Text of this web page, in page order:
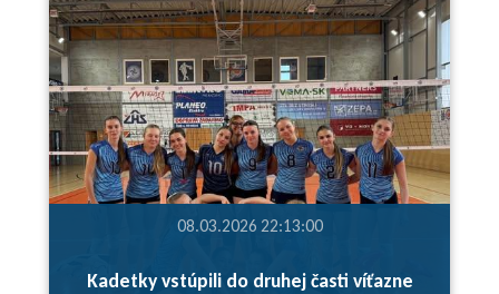
08.03.2026 22:13:00
Kadetky vstúpili do druhej časti víťazne